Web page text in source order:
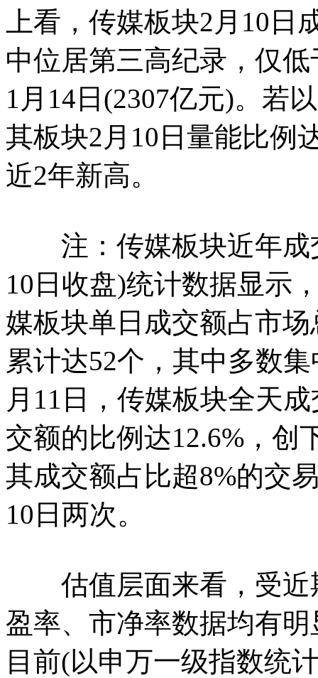
上看，传媒板块2月10
中位居第三高纪录，仅
1月14日(2307亿元)。若
其板块2月10日量能比例
近2年新高。
注：传媒板块近年成
10日收盘)统计数据显示
媒板块单日成交额占市
累计达52个，其中多数
月11日，传媒板块全天
交额的比例达12.6%，创
其成交额占比超8%的交
10日两次。
估值层面来看，受近
盈率、市净率数据均有
目前(以申万一级指数统